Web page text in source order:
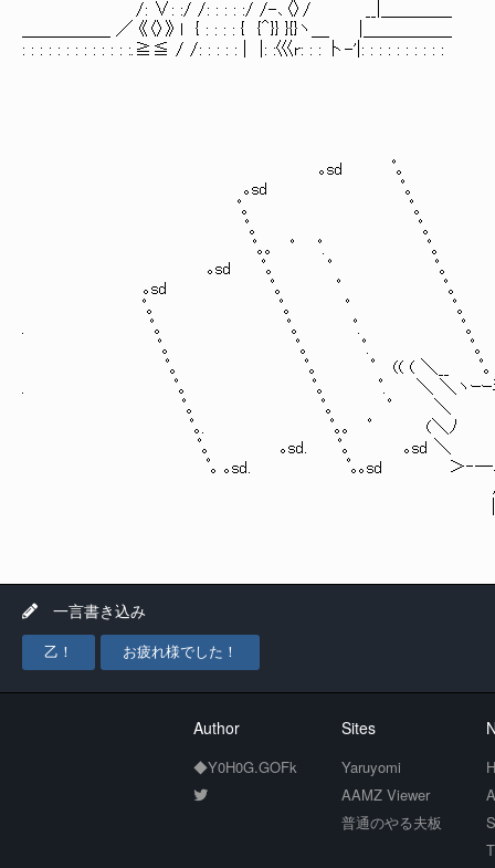
/: ∨: :/ /: : : : :/ /-､〈〉/ __|＿＿＿
＿＿＿＿＿ ／ 《〈〉》 l { : : : : { {＾}} }{}ヽ＿ |＿＿＿＿＿
: : : : : : : : : : : : :.≧≦ / /: : : : : | |: :巛r: : : 卜-'|: : : : : : : : : :
｡sd ﾟ｡
｡sd ﾟ｡
ﾟ｡ ﾟ｡ f´￣￣￣￣￣￣￣
ﾟ｡ ﾟ｡ | ちょうどムーン
ﾟ｡｡ ﾟ ﾟ. ﾟ｡ ヽ＿＿＿＿＿
｡sd ﾟ｡ ﾟ ﾟ｡
｡sd ﾟ｡ ﾟ ﾟ｡
ﾟ｡ ﾟ｡ ﾟ ﾟ｡ f´￣￣￣￣￣￣
. ﾟ｡ ﾟ｡ ﾟ. ﾟ｡ | 対戦相手が
ﾟ｡ ﾟ｡ ﾟ. ﾟ｡ ヽ＿＿＿＿＿＿
ﾟ｡ ﾟ｡ ﾟ (( ( ＼__ ﾟ｡
. ﾟ｡ ﾟ｡ ﾟ. ＼ ＼ヽｰｰ
ﾟ｡ ﾟ｡ ﾟ ＼
ﾟ｡. ﾟ｡｡ ﾟ (＼ﾉ
ﾟ｡ ｡sd. ﾟ｡ ｡sd
ﾟ｡ ｡sd. ﾟ｡｡sd ＞‐―､/￣
一言書き込み
乙！ お疲れ様でした！
Author
◆Y0H0G.GOFk
Sites
Yaruyomi
AAMZ Viewer
普通のやる夫板